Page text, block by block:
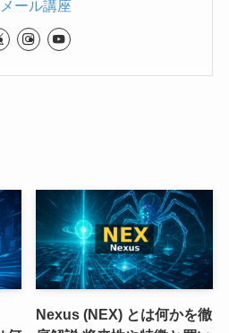
ール講座
Nexus (NEX) とは何かを徹